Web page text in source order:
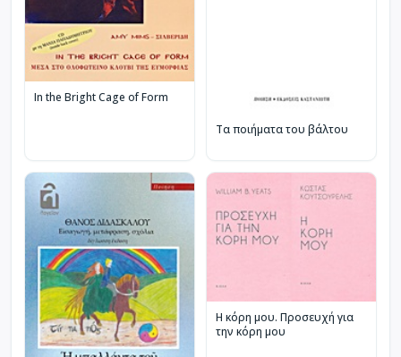
In the Bright Cage of Form
Τα ποιήματα του βάλτου
Η κόρη μου. Προσευχή για
την κόρη μου